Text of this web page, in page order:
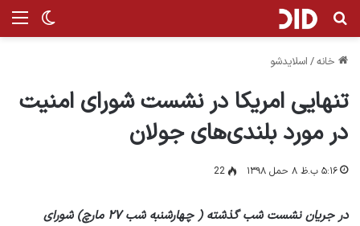
تغییر جستجو برای
خانه/ اسلایدشو
تنهایی امریکا در نشست شورای امنیت
در مورد بلندی‌های جولان
۵:۱۶ ب.ظ ۸ حمل ۱۳۹۸ 22
در جریان نشست شب گذشته ( چهارشنبه شب ۲۷ مارچ) شورای